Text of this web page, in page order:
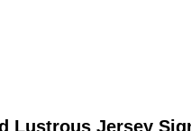
Lustrous Jersey